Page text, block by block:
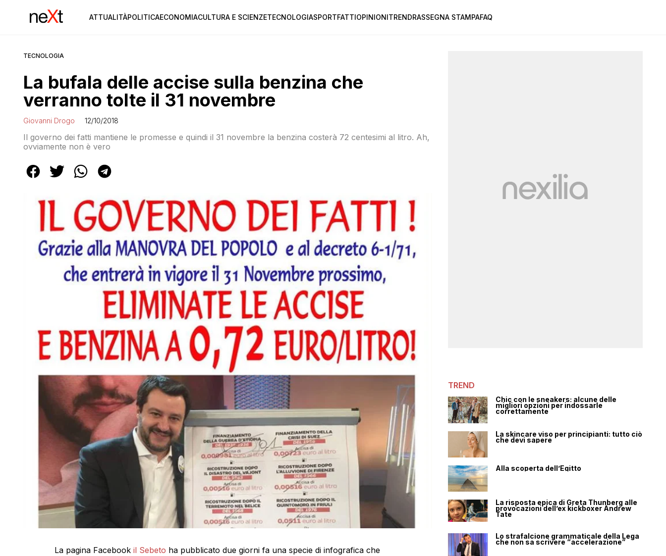
ATTUALITÀPOLITICAECONOMIACULTURA E SCIENZETECNOLOGIASPORTFATTIOPINIONITRENDRASSEGNA STAMPAFAQ
TECNOLOGIA
La bufala delle accise sulla benzina che
verranno tolte il 31 novembre
Giovanni Drogo 12/10/2018
Il governo dei fatti mantiene le promesse e quindi il 31 novembre la benzina costerà 72 centesimi al litro. Ah,
ovviamente non è vero
La pagina Facebook il Sebeto ha pubblicato due giorni fa una specie di infografica che
TREND
Chic con le sneakers: alcune delle
migliori opzioni per indossarle
correttamente
La skincare viso per principianti: tutto ciò
che devi sapere
Alla scoperta dell’Egitto
La risposta epica di Greta Thunberg alle
provocazioni dell’ex kickboxer Andrew
Tate
Lo strafalcione grammaticale della Lega
che non sa scrivere “accelerazione”